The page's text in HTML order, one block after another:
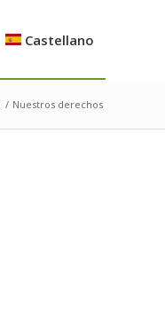
Castellano
/ Nuestros derechos